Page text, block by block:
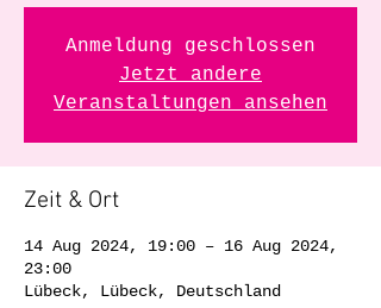
Anmeldung geschlossen
Jetzt andere
Veranstaltungen ansehen
Zeit & Ort
14 Aug 2024, 19:00 – 16 Aug 2024,
23:00
Lübeck, Lübeck, Deutschland